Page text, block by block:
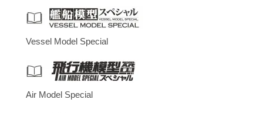
Vessel Model Special
Air Model Special